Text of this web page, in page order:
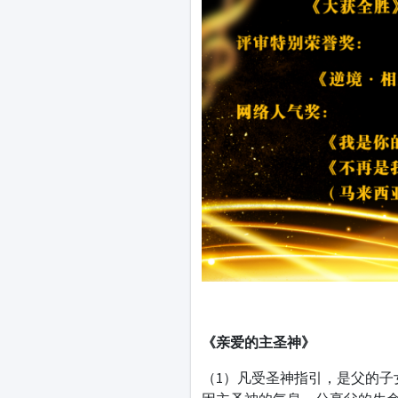
《亲爱的主圣神》
（1）凡受圣神指引，是父的子